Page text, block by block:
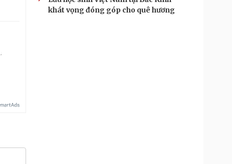
khát vọng đóng góp cho quê hương